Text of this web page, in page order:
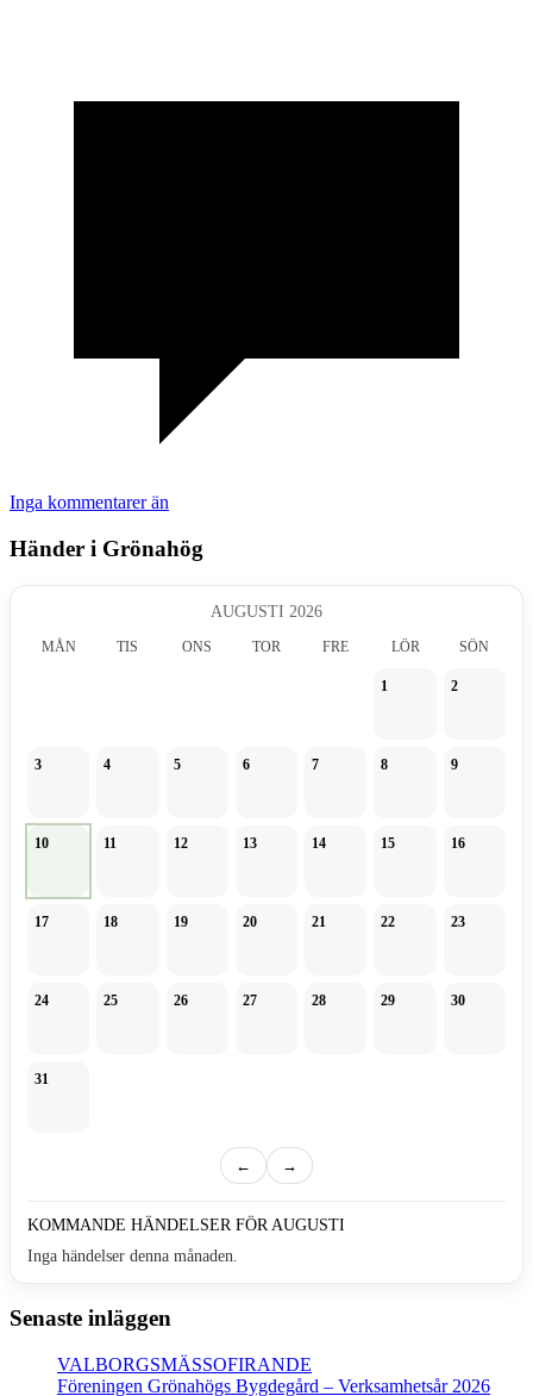
Inga kommentarer än
Händer i Grönahög
AUGUSTI 2026
MÅN TIS ONS TOR FRE LÖR SÖN
1 2
3 4 5 6 7 8 9
10 11 12 13 14 15 16
17 18 19 20 21 22 23
24 25 26 27 28 29 30
31
← →
KOMMANDE HÄNDELSER FÖR AUGUSTI
Inga händelser denna månaden.
Senaste inläggen
VALBORGSMÄSSOFIRANDE
Föreningen Grönahögs Bygdegård – Verksamhetsår 2026